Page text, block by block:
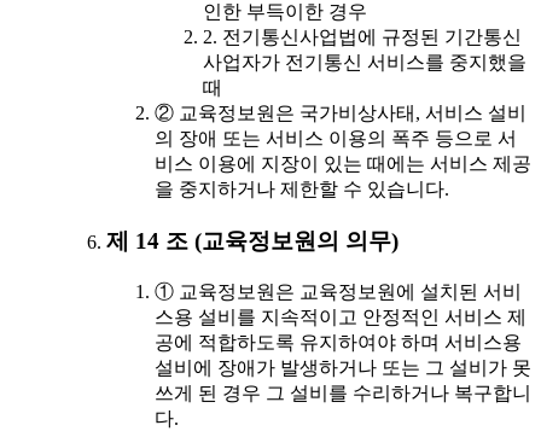
인한 부득이한 경우
2. 전기통신사업법에 규정된 기간통신
사업자가 전기통신 서비스를 중지했을
때
② 교육정보원은 국가비상사태, 서비스 설비
의 장애 또는 서비스 이용의 폭주 등으로 서
비스 이용에 지장이 있는 때에는 서비스 제공
을 중지하거나 제한할 수 있습니다.
제 14 조 (교육정보원의 의무)
① 교육정보원은 교육정보원에 설치된 서비
스용 설비를 지속적이고 안정적인 서비스 제
공에 적합하도록 유지하여야 하며 서비스용
설비에 장애가 발생하거나 또는 그 설비가 못
쓰게 된 경우 그 설비를 수리하거나 복구합니
다.